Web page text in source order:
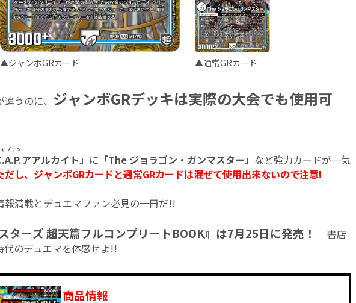
▲ジャンボGRカード ▲通常GRカード
うのに、 ジャンボGRデッキは実際の大会でも使用可
プテン
アアルカイト」 に 「The ジョラゴン・ガンマスター」 など強力カードが一気
だし、ジャンボGRカードと通常GRカードは混ぜて使用出来ないので注意!
報満載とデュエマファン必見の一冊だ!!
ターズ 超天篇フルコンプリートBOOK』は7月25日に発売！ 書店
代のデュエマを体感せよ!!
商品情報